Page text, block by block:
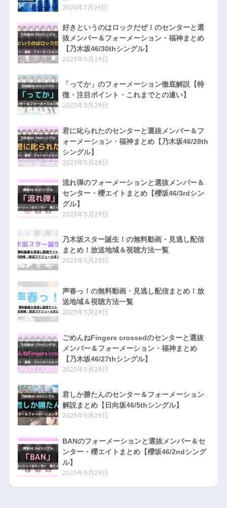
2026年7月24日
好きというのはロックだぜ！のセンターと選
抜メンバー＆フォーメーション・福神まとめ
【乃木坂46/30thシングル】
2023年5月29日
「ってか」のフォーメーション徹底解説【特
徴・注目ポイント・これまでとの違い】
2023年5月29日
君に叱られたのセンターと選抜メンバー＆フ
ォーメーション・福神まとめ【乃木坂46/28th
シングル】
2023年5月29日
流れ弾のフォーメーションと選抜メンバー＆
センター・櫻エイトまとめ【櫻坂46/3rdシン
グル】
2023年5月29日
乃木坂スター誕生！の無料動画・見逃し配信
まとめ！放送地域＆視聴方法一覧
2023年5月29日
声春っ！の無料動画・見逃し配信まとめ！放
送地域＆視聴方法一覧
2023年5月29日
ごめんねFingers crossedのセンターと選抜
メンバー＆フォーメーション・福神まとめ
【乃木坂46/27thシングル】
2023年5月29日
君しか勝たんのセンター＆フォーメーション
解説まとめ【日向坂46/5thシングル】
2023年5月29日
BANのフォーメーションと選抜メンバー＆セ
ンター・櫻エイトまとめ【櫻坂46/2ndシング
ル】
2023年5月29日